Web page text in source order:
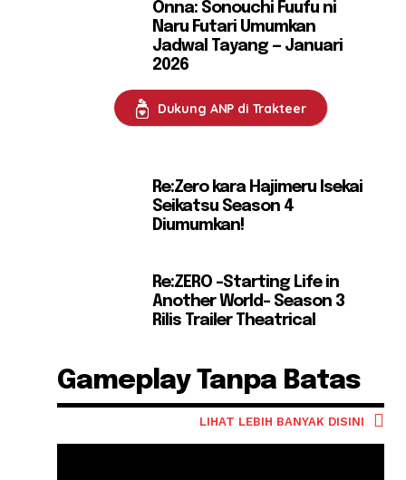
Onna: Sonouchi Fuufu ni
Naru Futari Umumkan
Jadwal Tayang — Januari
2026
Dukung ANP di Trakteer
Re:Zero kara Hajimeru Isekai
Seikatsu Season 4
Diumumkan!
Re:ZERO -Starting Life in
Another World- Season 3
Rilis Trailer Theatrical
Gameplay Tanpa Batas
LIHAT LEBIH BANYAK DISINI